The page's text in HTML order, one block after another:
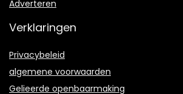
Adverteren
Verklaringen
Privacybeleid
algemene voorwaarden
Gelieerde openbaarmaking